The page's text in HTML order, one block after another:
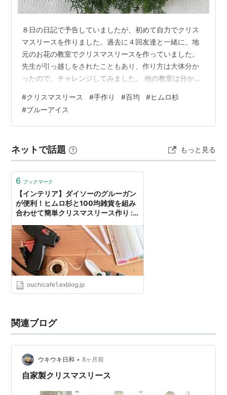
８日の日記で予告していましたが、初めて自力でクリス
マスリースを作りました。過去に４回友達と一緒に、地
元のお花の教室でクリスマスリースを作っていました。
先生が引っ越しをされたこともあり、作り方は大体分か
ったので、チャレンジしてみました。 他の教室は分から
6,000円から始まり、昨年は7,000円と高額になりまし
た。その為、サイズを一回り小さくして5,500円にして
もらいました。お喋りしながらの制作や、お茶の時間も
か悩みましたが、まずザックリと予算は2,000円で作ろう
と決めました。つまり、常緑樹…
#クリスマスリース #手作り #百均 #ヒムロ杉
#ブルーアイス
ネットで話題 もっと見る
6 ブックマーク
【インテリア】ダイソーのグルーガン
が便利！ヒムロ杉と100均雑貨を組み
合わせて簡単クリスマスリース作り :
ouchicafe1.exblog.jp
関連ブログ
ウキウキ日和 • 8ヶ月前
自家製クリスマスリース